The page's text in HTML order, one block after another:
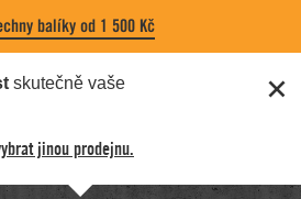
balíky od 1 500 Kč
skutečně vaše
jinou prodejnu.